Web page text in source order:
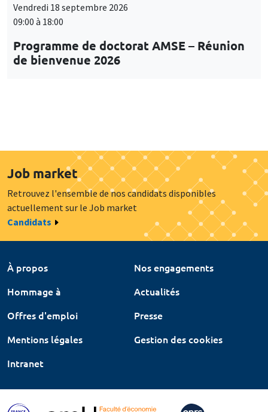
Vendredi 18 septembre 2026
09:00 à 18:00
Programme de doctorat AMSE – Réunion
de bienvenue 2026
Job market
Retrouvez l'ensemble de nos candidats disponibles
actuellement sur le Job market
Candidats
À propos
Nos engagements
Hommage à
Actualités
Offres d'emploi
Presse
Mentions légales
Gestion des cookies
Intranet